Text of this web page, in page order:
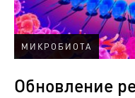
МИКРОБИОТА
Обновление